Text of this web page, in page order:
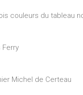
couleurs du tableau
Ferry
Michel de Certeau